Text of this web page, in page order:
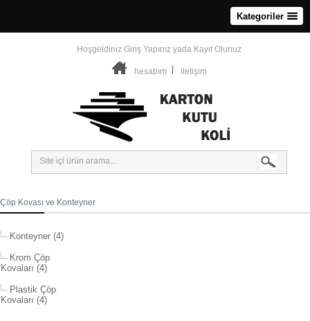
Kategoriler
Hoşgeldiniz Giriş Yapınız yada Kayıt Olunuz
hesabım iletişim
Çöp Kovası ve Konteyner
Konteyner (4)
Krom Çöp
Kovaları (4)
Plastik Çöp
Kovaları (4)